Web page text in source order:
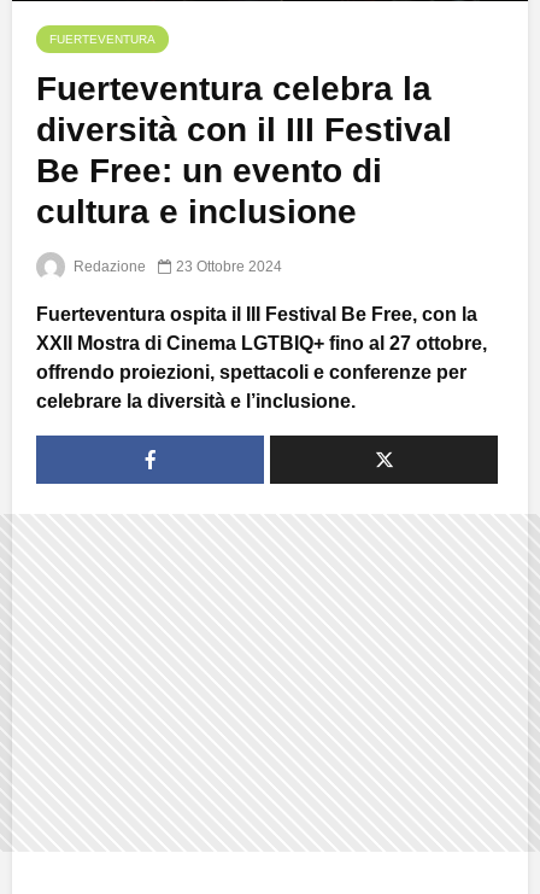
FUERTEVENTURA
Fuerteventura celebra la
diversità con il III Festival
Be Free: un evento di
cultura e inclusione
Redazione 23 Ottobre 2024
Fuerteventura ospita il III Festival Be Free, con la
XXII Mostra di Cinema LGTBIQ+ fino al 27 ottobre,
offrendo proiezioni, spettacoli e conferenze per
celebrare la diversità e l’inclusione.